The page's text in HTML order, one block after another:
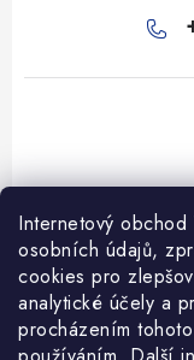
Internetový
osobních údajů,
cookies pro
analytické účely a
procházením
Informace pro Vás
Ceník dopravy